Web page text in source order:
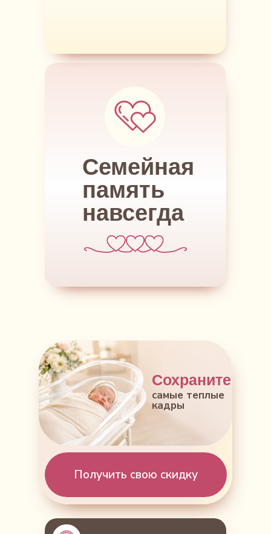
Семейная
память
навсегда
Сохраните
самые теплые
кадры
Получить свою скидку